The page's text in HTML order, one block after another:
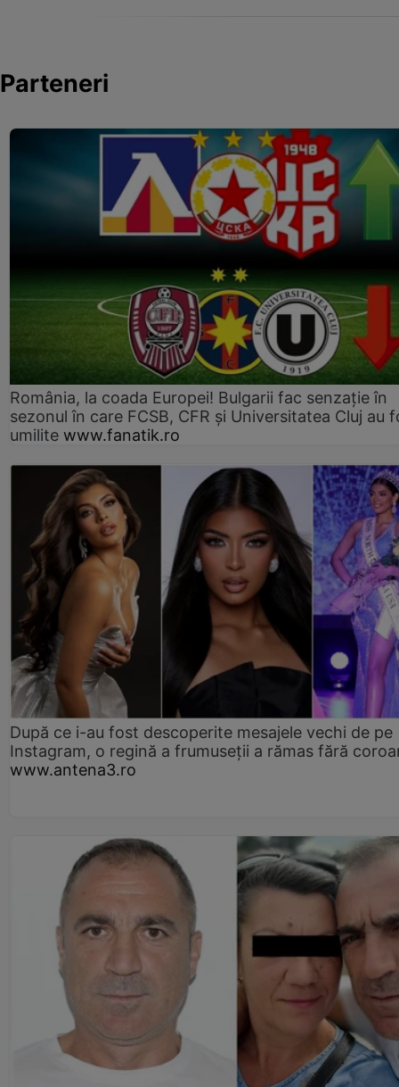
Parteneri
România, la coada Europei! Bulgarii fac senzație în
sezonul în care FCSB, CFR și Universitatea Cluj au
umilite www.fanatik.ro
După ce i-au fost descoperite mesajele vechi de pe
Instagram, o regină a frumuseții a rămas fără
www.antena3.ro